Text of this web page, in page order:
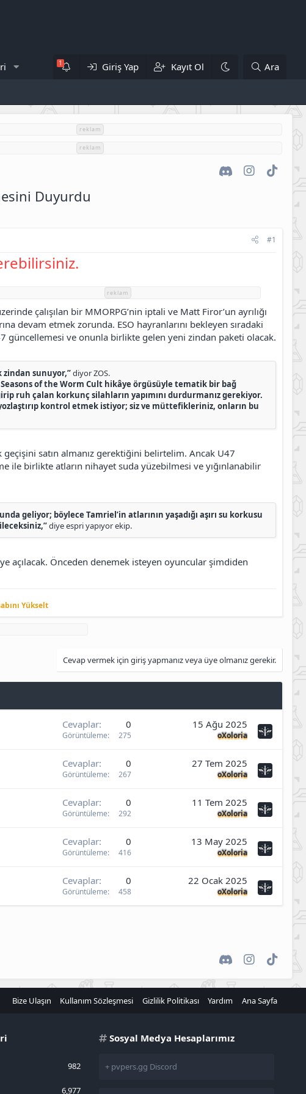
Giriş Yap Kayıt Ol Ara
reklam
reklam
DiscordInstagram
TikTok
Duyurdu
#1
reklam
çalışılan bir MMORPG’nin iptali ve Matt Firor’un ayrılığı
devam etmek zorunda. ESO hayranlarını bekleyen sıradaki
güncellemesi ve onunla birlikte gelen yeni zindan paketi olacak.
zindan sunuyor,”diyor ZOS.
of the Worm Cult hikâye örgüsüyle tematik bir bağ
ruh çalan korkunç silahların yapımını durdurmanız gerekiyor.
kontrol etmek istiyor; siz ve müttefikleriniz, onların bu
satın almanız gerektiğini belirtelim. Ancak U47
birlikte atların nihayet suda yüzebilmesi ve yığınlanabilir
geliyor; böylece Tamriel’in atlarının yaşadığı aşırı su korkusu
diye espri yapıyor ekip.
açılacak. Önceden denemek isteyen oyuncular şimdiden
Yükselt
Cevap vermek için giriş yapmanız veya üye olmanız gerekir.
Cevaplar 0
Görüntüleme 275
15 Ağu 2025
oXoloria
Cevaplar 0
Görüntüleme 267
27 Tem 2025
oXoloria
Cevaplar 0
Görüntüleme 292
11 Tem 2025
oXoloria
Cevaplar 0
Görüntüleme 416
13 May 2025
oXoloria
Cevaplar 0
Görüntüleme 458
22 Ocak 2025
oXoloria
DiscordInstagram
TikTok
Bize Ulaşın Kullanım Sözleşmesi Gizlilik Politikası Yardım Ana Sayfa
982
6,977
Sosyal Medya Hesaplarımız
+ pvpers.gg Discord